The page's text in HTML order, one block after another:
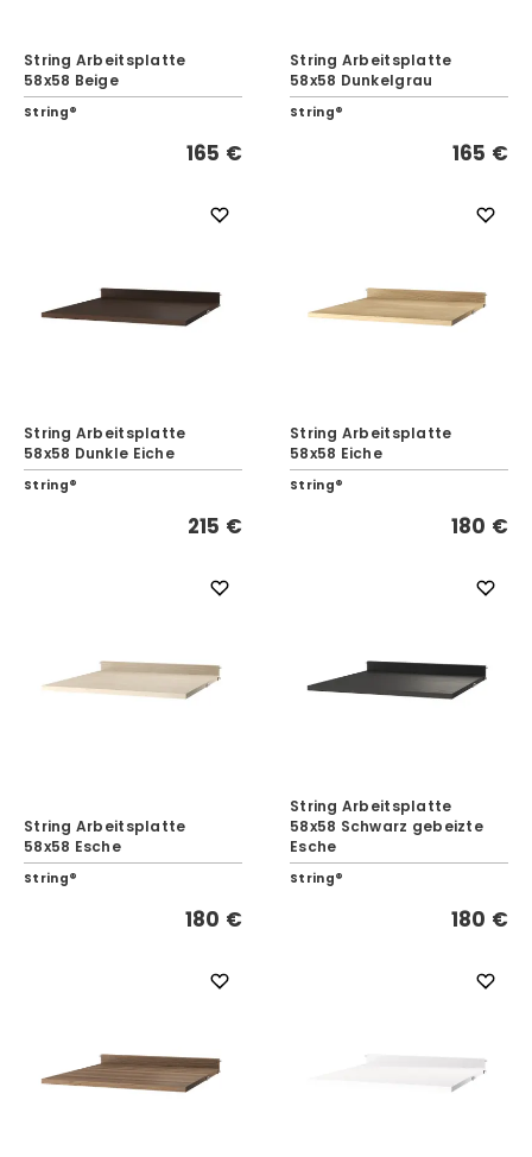
String Arbeitsplatte
58x58 Beige
String®
165 €
String Arbeitsplatte
58x58 Dunkelgrau
String®
165 €
String Arbeitsplatte
58x58 Dunkle Eiche
String®
215 €
String Arbeitsplatte
58x58 Eiche
String®
180 €
String Arbeitsplatte
58x58 Esche
String®
180 €
String Arbeitsplatte
58x58 Schwarz gebeizte
Esche
String®
180 €